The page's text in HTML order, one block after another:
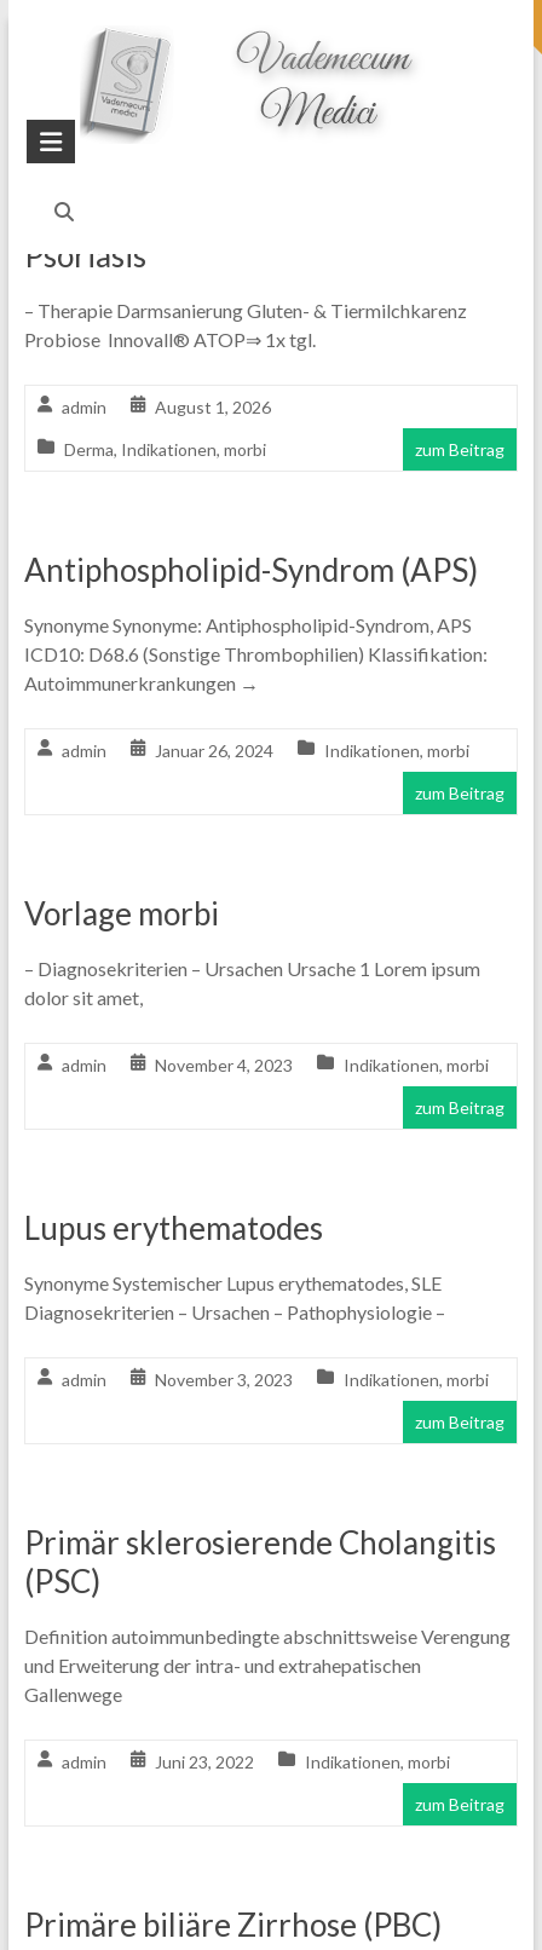
topheader
Startseite
Blog
Autoimmunerkrankung
Psoriasis
– Therapie Darmsanierung Gluten- & Tiermilchkarenz
Probiose Innovall® ATOP⇒ 1x tgl.
admin August 1, 2026
Derma, Indikationen, morbi zum Beitrag
Antiphospholipid-Syndrom (APS)
Synonyme Synonyme: Antiphospholipid-Syndrom, APS
ICD10: D68.6 (Sonstige Thrombophilien) Klassifikation:
Autoimmunerkrankungen →
admin Januar 26, 2024 Indikationen, morbi
zum Beitrag
Vorlage morbi
– Diagnosekriterien – Ursachen Ursache 1 Lorem ipsum
dolor sit amet,
admin November 4, 2023 Indikationen, morbi
zum Beitrag
Lupus erythematodes
Synonyme Systemischer Lupus erythematodes, SLE
Diagnosekriterien – Ursachen – Pathophysiologie –
admin November 3, 2023 Indikationen, morbi
zum Beitrag
Primär sklerosierende Cholangitis
(PSC)
Definition autoimmunbedingte abschnittsweise Verengung
und Erweiterung der intra- und extrahepatischen
Gallenwege
admin Juni 23, 2022 Indikationen, morbi
zum Beitrag
Primäre biliäre Zirrhose (PBC)